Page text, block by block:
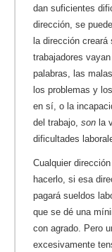
dan suficientes
dirección, se
la dirección creará
trabajadores
palabras, las
los problemas y
en sí, o la
del trabajo, son la
dificultades
Cualquier
hacerlo, si esa
pagará sueldos
que se dé una
con agrado. Pero
excesivamente